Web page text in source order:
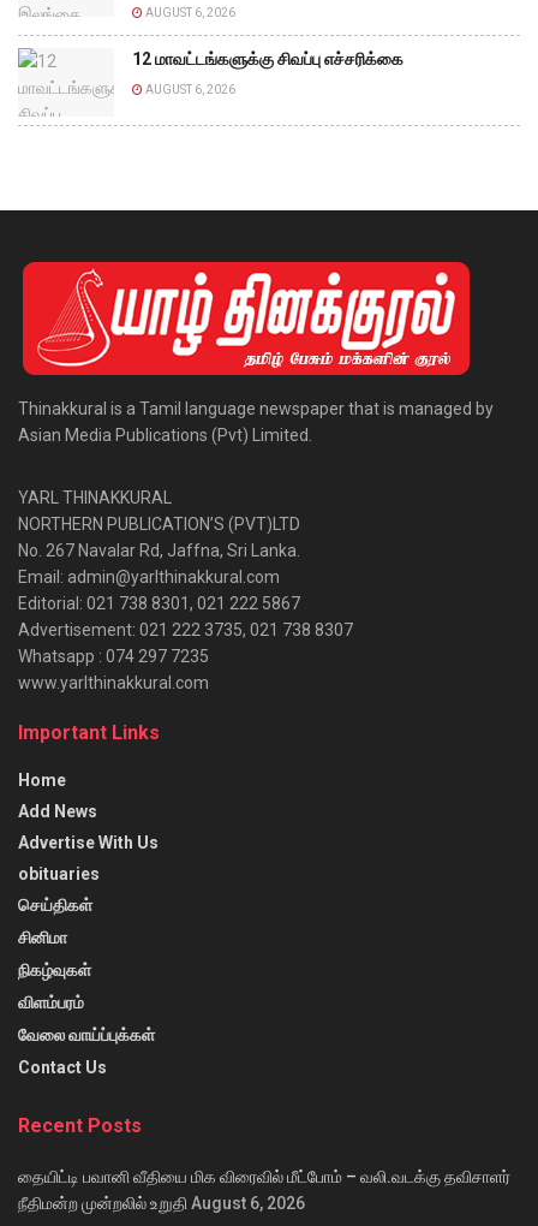
AUGUST 6, 2026
12 மாவட்டங்களுக்கு சிவப்பு எச்சரிக்கை
AUGUST 6, 2026
Thinakkural is a Tamil language newspaper that is managed by
Asian Media Publications (Pvt) Limited.
YARL THINAKKURAL
NORTHERN PUBLICATION’S (PVT)LTD
No. 267 Navalar Rd, Jaffna, Sri Lanka.
Email: admin@yarlthinakkural.com
Editorial: 021 738 8301, 021 222 5867
Advertisement: 021 222 3735, 021 738 8307
Whatsapp : 074 297 7235
www.yarlthinakkural.com
Important Links
Home
Add News
Advertise With Us
obituaries
செய்திகள்
சினிமா
நிகழ்வுகள்
விளம்பரம்
வேலை வாய்ப்புக்கள்
Contact Us
Recent Posts
தையிட்டி பவானி வீதியை மிக விரைவில் மீட்போம் – வலி.வடக்கு தவிசாளர்
நீதிமன்ற முன்றலில் உறுதி August 6, 2026